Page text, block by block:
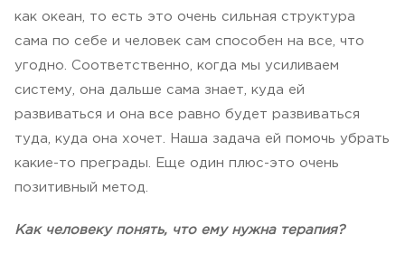
как океан, то есть это очень сильная структура
сама по себе и человек сам способен на все, что
угодно. Соответственно, когда мы усиливаем
систему, она дальше сама знает, куда ей
развиваться и она все равно будет развиваться
туда, куда она хочет. Наша задача ей помочь убрать
какие-то преграды. Еще один плюс-это очень
позитивный метод.
Как человеку понять, что ему нужна терапия?